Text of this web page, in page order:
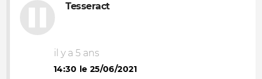
Tesseract
il y a 5 ans
14:30 le 25/06/2021